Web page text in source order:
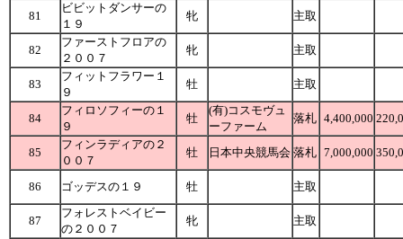
81
ビビットダンサーの
１９
牝 主取
82
ファーストフロアの
２００７
牝 主取
83
フィットフラワー１
９
牡 主取
84
フィロソフィーの１
９
牡
(有)コスモヴュ
ーファーム
落札 4,400,000
85
フィンラディアの２
００７
牡 日本中央競馬会 落札 7,000,000
86 ゴッデスの１９ 牡 主取
87
フォレストベイビー
の２００７
牝 主取